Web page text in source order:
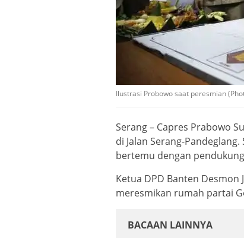
Ilustrasi Probowo saat peresmian
Serang – Capres Prabowo
di Jalan Serang-
bertemu dengan
Ketua DPD Banten Desmon
meresmikan rumah partai
BACAAN LAINNYA